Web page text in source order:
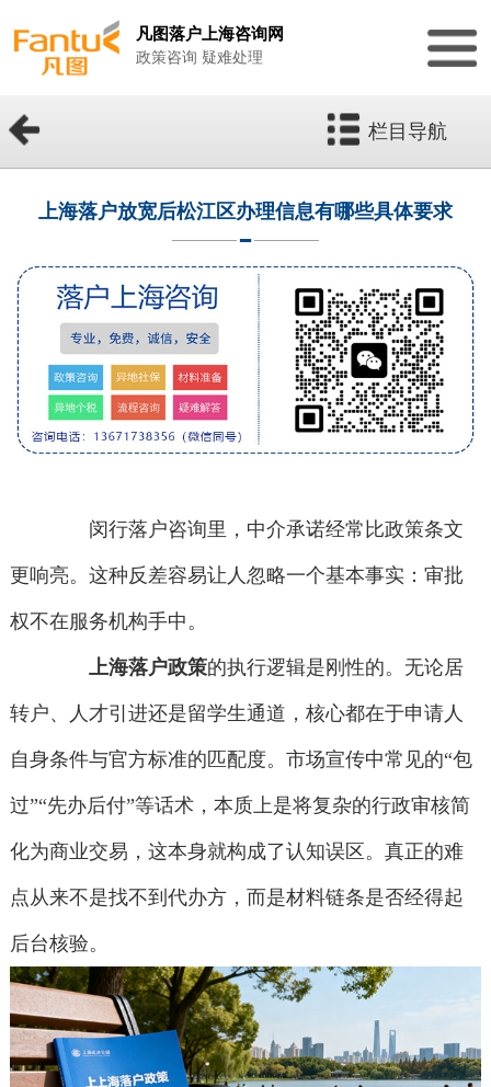
凡图落户上海咨询网
政策咨询 疑难处理
栏目导航
上海落户放宽后松江区办理信息有哪些具体要求
闵行落户咨询里，中介承诺经常比政策条文
更响亮。这种反差容易让人忽略一个基本事实：审批
权不在服务机构手中。
上海落户政策的执行逻辑是刚性的。无论居
转户、人才引进还是留学生通道，核心都在于申请人
自身条件与官方标准的匹配度。市场宣传中常见的“包
过”“先办后付”等话术，本质上是将复杂的行政审核简
化为商业交易，这本身就构成了认知误区。真正的难
点从来不是找不到代办方，而是材料链条是否经得起
后台核验。